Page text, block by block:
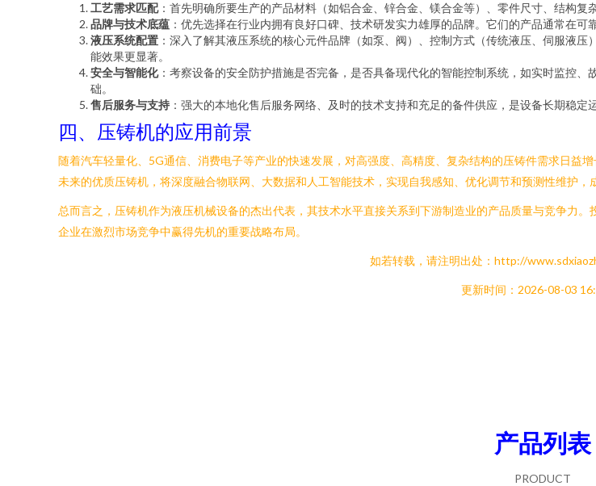
工艺需求匹配：首先明确所要生产的产品材料（如铝合金、锌合金、镁合金等）、零件尺寸、结构复
品牌与技术底蕴 ：优先选择在行业内拥有良好口碑、技术研发实力雄厚的品牌。它们的产品通常在可
液压系统配置 ：深入了解其液压系统的核心元件品牌（如泵、阀）、控制方式（传统液压、伺服液
能效果更显著。
安全与智能化：考察设备的安全防护措施是否完备，是否具备现代化的智能控制系统，如实时监控
础。
售后服务与支持 ：强大的本地化售后服务网络、及时的技术支持和充足的备件供应，是设备长期稳定
四、压铸机的应用前景
随着汽车轻量化、5G通信、消费电子等产业的快速发展，对高强度、高精度、复杂结构的压铸件需求日益
未来的优质压铸机，将深度融合物联网、大数据和人工智能技术，实现自我感知、优化调节和预测性维护，
总而言之，压铸机作为液压机械设备的杰出代表，其技术水平直接关系到下游制造业的产品质量与竞争力
企业在激烈市场竞争中赢得先机的重要战略布局。
如若转载，请注明出处：http://
更新时间：2026-08-03
产品列表
PRODUCT